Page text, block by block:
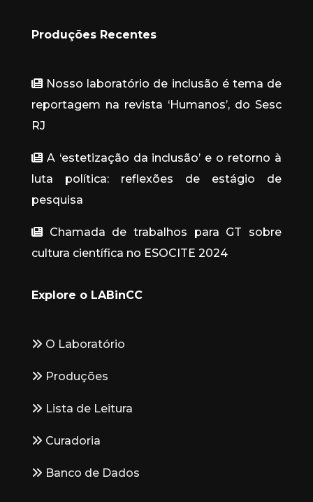
Produções Recentes
Nosso laboratório de inclusão é tema de
reportagem na revista ‘Humanos’, do Sesc
RJ
A ‘estetização da inclusão’ e o retorno à
luta política: reflexões de estágio de
pesquisa
Chamada de trabalhos para GT sobre
cultura científica no ESOCITE 2024
Explore o LABinCC
O Laboratório
Produções
Lista de Leitura
Curadoria
Banco de Dados